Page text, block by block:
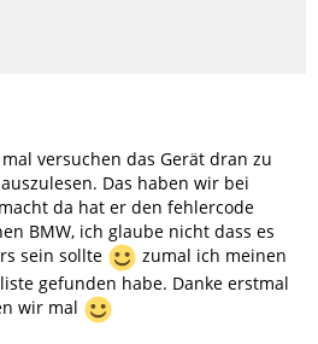
versuchen das Gerät dran zu
Das haben wir bei
da hat er den fehlercode
BMW, ich glaube nicht dass es
sein sollte
zumal ich meinen
gefunden habe. Danke erstmal
wir mal